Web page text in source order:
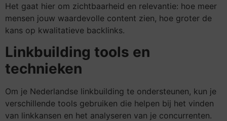
Het gaat hier om zichtbaarheid en relevantie: hoe meer
mensen jouw waardevolle content zien, hoe groter de
kans op kwalitatieve backlinks.
Linkbuilding tools en
technieken
Om je Nederlandse linkbuilding te ondersteunen, kun je
verschillende tools gebruiken die helpen bij het vinden
van linkkansen en het analyseren van je concurrenten.